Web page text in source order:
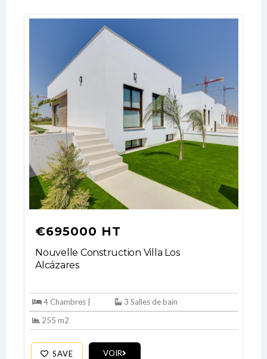
€695000 HT
Nouvelle Construction Villa Los
Alcázares
4 Chambres |
3 Salles de bain
255 m2
SAVE VOIR
Log In
Don't have an account?Sign Up